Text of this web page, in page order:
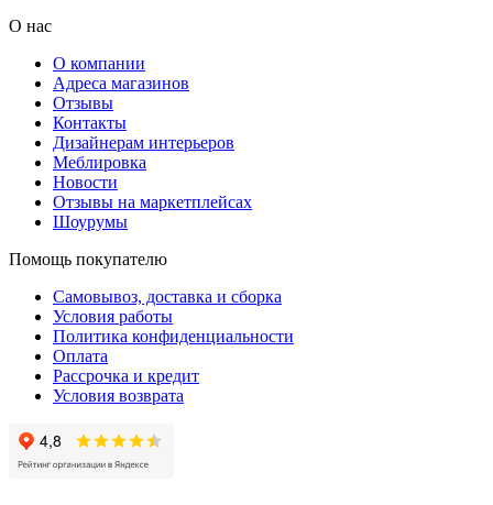
О нас
О компании
Адреса магазинов
Отзывы
Контакты
Дизайнерам интерьеров
Меблировка
Новости
Отзывы на маркетплейсах
Шоурумы
Помощь покупателю
Самовывоз, доставка и сборка
Условия работы
Политика конфиденциальности
Оплата
Рассрочка и кредит
Условия возврата